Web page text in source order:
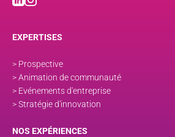
EXPERTISES
> Prospective
> Animation de communauté
> Evénements d'entreprise
> Stratégie d'innovation
NOS EXPÉRIENCES